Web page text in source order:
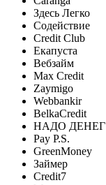
Здесь Легко
Содействие
Credit Club
Екапуста
Вебзайм
Max Credit
Zaymigo
Webbankir
BelkaCredit
НАДО ДЕНЕГ
Pay P.S.
GreenMoney
Займер
Credit7